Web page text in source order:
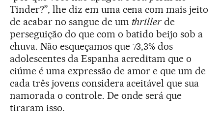
Tinder?”, lhe diz em uma cena com mais jeito
de acabar no sangue de um thriller de
perseguição do que com o batido beijo sob a
chuva. Não esqueçamos que 73,3% dos
adolescentes da Espanha acreditam que o
ciúme é uma expressão de amor e que um de
cada três jovens considera aceitável que sua
namorada o controle. De onde será que
tiraram isso.